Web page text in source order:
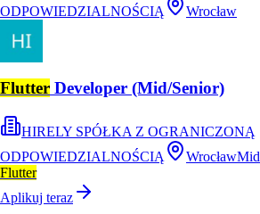
ODPOWIEDZIALNOŚCIĄ
Wrocław
Flutter Developer (Mid/Senior)
HIRELY SPÓŁKA Z OGRANICZONĄ
ODPOWIEDZIALNOŚCIĄ
WrocławMid
Flutter
Aplikuj teraz